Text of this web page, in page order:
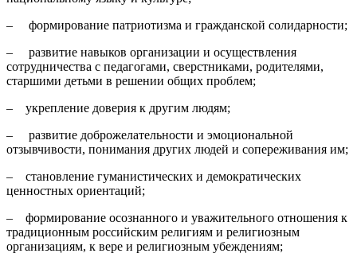
– формирование патриотизма и гражданской солидарности;
– развитие навыков организации и осуществления
сотрудничества с педагогами, сверстниками, родителями,
старшими детьми в решении общих проблем;
– укрепление доверия к другим людям;
– развитие доброжелательности и эмоциональной
отзывчивости, понимания других людей и сопереживания им;
– становление гуманистических и демократических
ценностных ориентаций;
– формирование осознанного и уважительного отношения к
традиционным российским религиям и религиозным
организациям, к вере и религиозным убеждениям;